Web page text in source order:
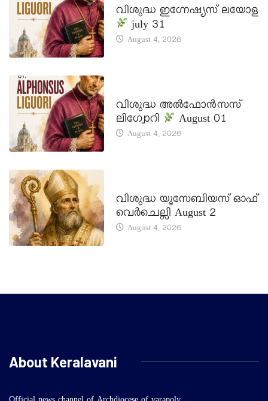
വിശുദ്ധ ഇഗ്നേഷ്യസ് ലയോള
july 31
August 4, 2026
വിശുദ്ധ അൽഫോൻസസ്
ലിഗ്വോറി
August 01
August 4, 2026
വിശുദ്ധ യൂസേബിയസ് ഓഫ്
വെർചെല്ലി August 2
August 4, 2026
About Keralavani